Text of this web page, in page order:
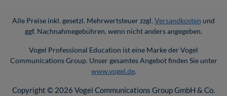
Alle Preise inkl. gesetzl. Mehrwertsteuer zzgl. Versandkosten und
ggf. Nachnahmegebühren, wenn nicht anders angegeben.
Vogel Professional Education ist eine Marke der Vogel
Communications Group. Unser gesamtes Angebot finden Sie unter
www.vogel.de.
Copyright © 2026 Vogel Communications Group GmbH & Co.